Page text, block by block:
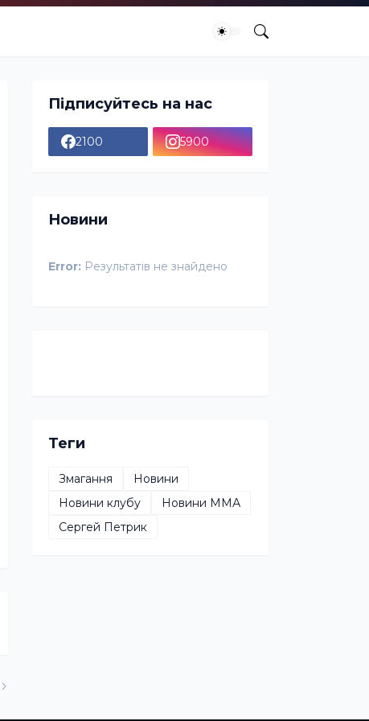
Підписуйтесь на нас
2100 5900
Новини
Error: Результатів не знайдено
Теги
Змагання
Новини
Новини клубу
Новини ММА
Сергей Петрик